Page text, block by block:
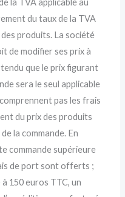
la TVA applicable au
du taux de la TVA
produits. La société
de modifier ses prix à
que le prix figurant
sera le seul applicable
pas les frais
du prix des produits
la commande. En
commande supérieure
de port sont offerts ;
150 euros TTC, un